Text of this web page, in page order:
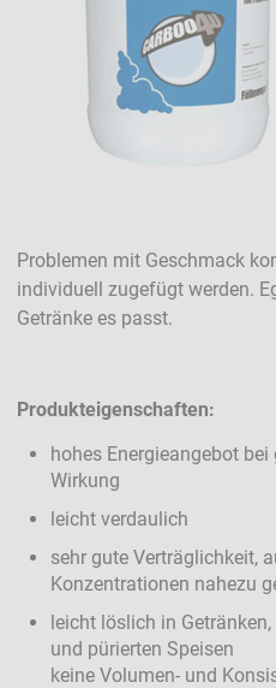
Problemen mit Geschmack
individuell zugefügt werden.
Getränke es passt.
Produkteigenschaften:
hohes Energieangebot
Wirkung
leicht verdaulich
sehr gute Verträglichkeit,
Konzentrationen nahezu
leicht löslich in
und pürierten Speisen
keine Volumen- und